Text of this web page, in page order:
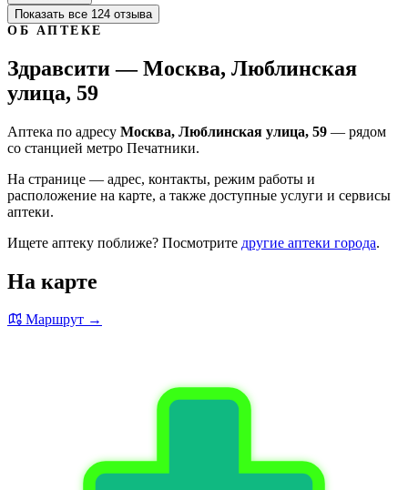
Показать все 124 отзыва
ОБ АПТЕКЕ
Здравсити — Москва, Люблинская
улица, 59
Аптека по адресу Москва, Люблинская улица, 59 — рядом
со станцией метро Печатники.
На странице — адрес, контакты, режим работы и
расположение на карте, а также доступные услуги и сервисы
аптеки.
Ищете аптеку поближе? Посмотрите другие аптеки города.
На карте
Маршрут →